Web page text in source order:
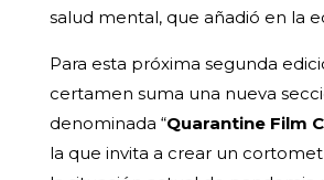
salud mental, que añadió en la
Para esta próxima segunda
certamen suma una nueva
denominada “Quarantine Film
la que invita a crear un